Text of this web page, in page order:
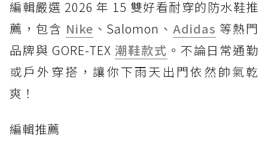
編輯嚴選 2026 年 15 雙好看耐穿的防水鞋推
薦，包含 Nike 、Salomon、Adidas 等熱門
品牌與 GORE-TEX 潮鞋款式 。不論日常通勤
或戶外穿搭，讓你下雨天出門依然帥氣乾
爽！
編輯推薦